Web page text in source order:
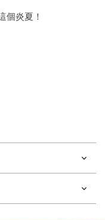
個炎夏！